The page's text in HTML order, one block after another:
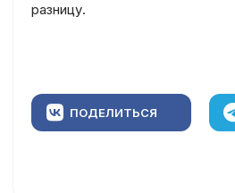
разницу.
ПОДЕЛИТЬСЯ